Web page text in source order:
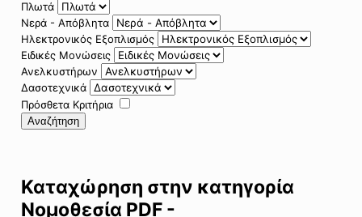
Πλωτά
Νερά - Απόβλητα
Ηλεκτρονικός Εξοπλισμός
Ειδικές Μονώσεις
Ανελκυστήρων
Δασοτεχνικά
Πρόσθετα Κριτήρια
Αναζήτηση
Καταχώρηση στην κατηγορία
Νομοθεσία PDF -